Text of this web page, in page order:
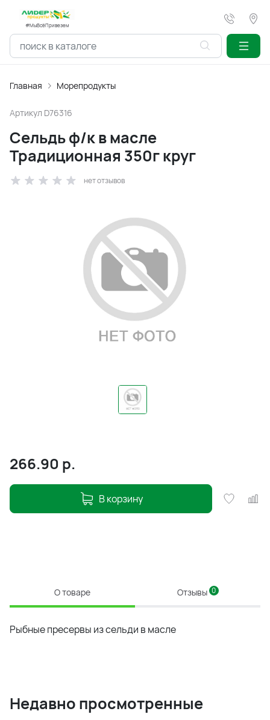
#МыВсёПривезем
Главная Морепродукты
Артикул D76316
Сельдь ф/к в масле
Традиционная 350г круг
нет отзывов
266.90 р.
В корзину
О товаре Отзывы 0
Рыбные пресервы из сельди в масле
Недавно просмотренные